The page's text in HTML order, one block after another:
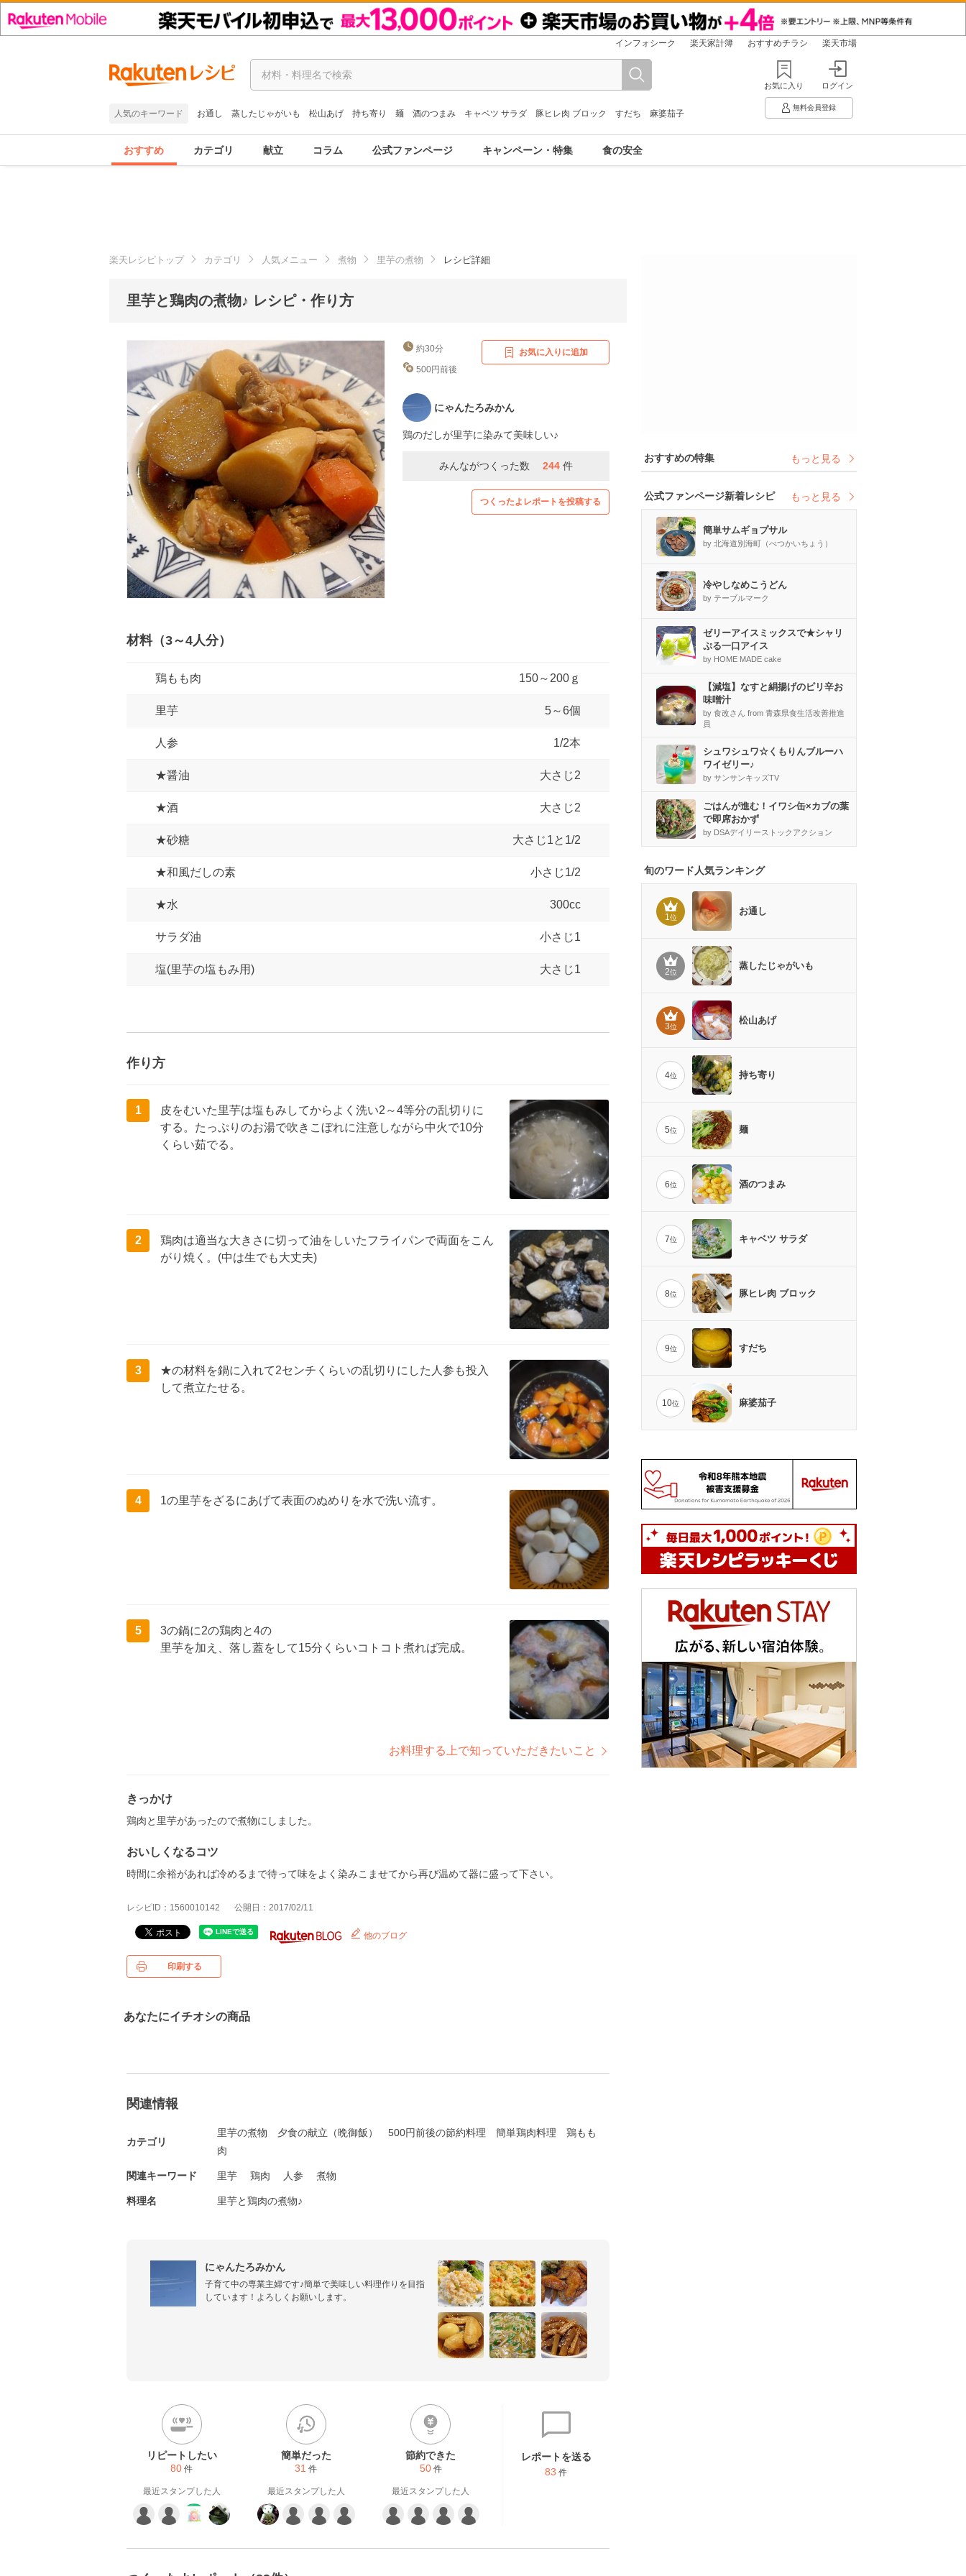
インフォシーク 楽天家計簿 おすすめチラシ 楽天市場
人気のキーワード お通し 蒸したじゃがいも 松山あげ 持ち寄り 麺 酒のつまみ キャベツ サラダ 豚ヒレ肉 ブロック すだち 麻婆茄子
お気に入り ログイン
無料会員登録
おすすめ カテゴリ 献立 コラム 公式ファンページ キャンペーン・特集 食の安全
楽天レシピトップ カテゴリ 人気メニュー 煮物 里芋の煮物 レシピ詳細
里芋と鶏肉の煮物♪ レシピ・作り方
約30分
500円前後
お気に入りに追加
にゃんたろみかん
鶏のだしが里芋に染みて美味しい♪
みんながつくった数 244 件
つくったよレポートを投稿する
材料（3～4人分）
鶏もも肉 150～200ｇ
里芋 5～6個
人参 1/2本
★醤油 大さじ2
★酒 大さじ2
★砂糖 大さじ1と1/2
★和風だしの素 小さじ1/2
★水 300cc
サラダ油 小さじ1
塩(里芋の塩もみ用) 大さじ1
作り方
1
皮をむいた里芋は塩もみしてからよく洗い2～4等分の乱切りに
する。たっぷりのお湯で吹きこぼれに注意しながら中火で10分
くらい茹でる。
2
鶏肉は適当な大きさに切って油をしいたフライパンで両面をこん
がり焼く。(中は生でも大丈夫)
3
★の材料を鍋に入れて2センチくらいの乱切りにした人参も投入
して煮立たせる。
4 1の里芋をざるにあげて表面のぬめりを水で洗い流す。
5
3の鍋に2の鶏肉と4の
里芋を加え、落し蓋をして15分くらいコトコト煮れば完成。
お料理する上で知っていただきたいこと
きっかけ
鶏肉と里芋があったので煮物にしました。
おいしくなるコツ
時間に余裕があれば冷めるまで待って味をよく染みこませてから再び温めて器に盛って下さい。
レシピID：1560010142 公開日：2017/02/11
他のブログ
印刷する
あなたにイチオシの商品
関連情報
カテゴリ
里芋の煮物 夕食の献立（晩御飯） 500円前後の節約料理 簡単鶏肉料理
鶏もも
肉
関連キーワード 里芋 鶏肉 人参 煮物
料理名 里芋と鶏肉の煮物♪
にゃんたろみかん
子育て中の専業主婦です♪簡単で美味しい料理作りを目指
しています！よろしくお願いします。
リピートしたい
80 件
最近スタンプした人
簡単だった
31 件
最近スタンプした人
節約できた
50 件
最近スタンプした人
レポートを送る
83 件
おすすめの特集 もっと見る
公式ファンページ新着レシピ もっと見る
簡単サムギョプサル
by 北海道別海町（べつかいちょう）
冷やしなめこうどん
by テーブルマーク
ゼリーアイスミックスで★シャリ
ぷる一口アイス
by HOME MADE cake
【減塩】なすと絹揚げのピリ辛お
味噌汁
by 食改さん from 青森県食生活改善推進
員
シュワシュワ☆くもりんブルーハ
ワイゼリー♪
by サンサンキッズTV
ごはんが進む！イワシ缶×カブの葉
で即席おかず
by DSAデイリーストックアクション
旬のワード人気ランキング
1位
お通し
2位
蒸したじゃがいも
3位
松山あげ
4位 持ち寄り
5位 麺
6位 酒のつまみ
7位 キャベツ サラダ
8位 豚ヒレ肉 ブロック
9位 すだち
10位 麻婆茄子